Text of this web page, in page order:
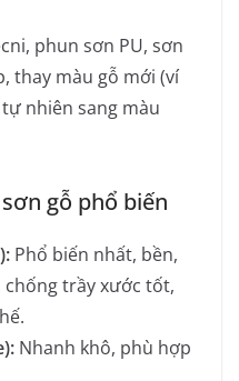
phun sơn PU, sơn
thay màu gỗ mới (ví
nhiên sang màu
gỗ phổ biến
Phổ biến nhất, bền,
chống trầy xước tốt,
Nhanh khô, phù hợp